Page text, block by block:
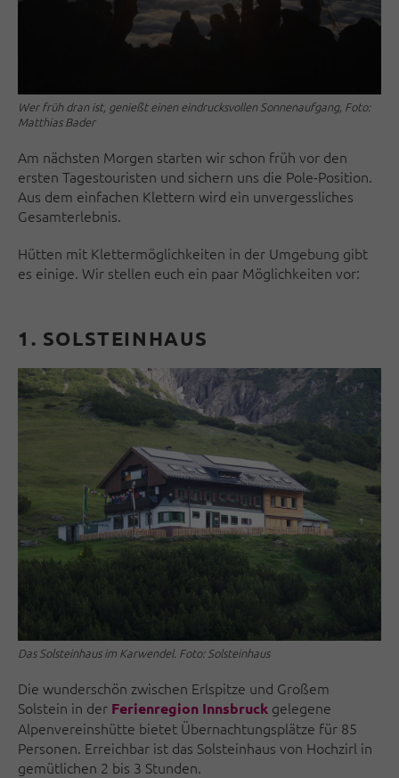
Wer früh dran ist, genießt einen eindrucksvollen Sonnenaufgang, Foto:
Matthias Bader
Am nächsten Morgen starten wir schon früh vor den
ersten Tagestouristen und sichern uns die Pole-Position.
Aus dem einfachen Klettern wird ein unvergessliches
Gesamterlebnis.
Hütten mit Klettermöglichkeiten in der Umgebung gibt
es einige. Wir stellen euch ein paar Möglichkeiten vor:
1. SOLSTEINHAUS
Das Solsteinhaus im Karwendel. Foto: Solsteinhaus
Die wunderschön zwischen Erlspitze und Großem
Solstein in der Ferienregion Innsbruck gelegene
Alpenvereinshütte bietet Übernachtungsplätze für 85
Personen. Erreichbar ist das Solsteinhaus von Hochzirl in
gemütlichen 2 bis 3 Stunden.